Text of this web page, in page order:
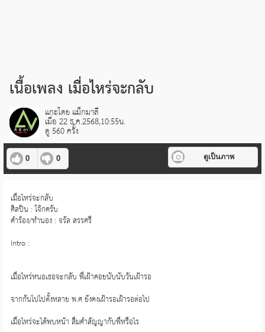
เนื้อเพลง เมื่อไหร่จะกลับ
แกะโดย แม็กมาลี
เมื่อ 22 ธ.ค.2568,10:55น.
ดู 560 ครั้ง
0 0 ดูเป็นภาพ
เมื่อไหร่จะกลับ
ศิลปิน : โจ๊กครับ
คำร้อง/ทำนอง : จรัล สรรศรี
Intro :
เมื่อไหร่หนอเธอจะกลับ พี่เฝ้าคอยนับนับวันเฝ้ารอ
จากกันไปไปตั้งหลาย พ.ศ ยังคงเฝ้ารอเฝ้ารอต่อไป
เมื่อไหร่จะได้พบหน้า ลืมคำสัญญากับพี่หรือไร